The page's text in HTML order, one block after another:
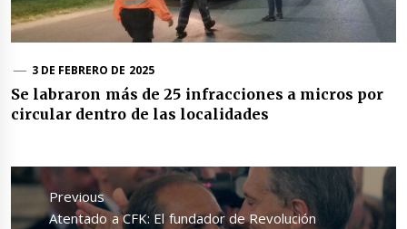
3 DE FEBRERO DE 2025
Se labraron más de 25 infracciones a micros por
circular dentro de las localidades
Navegación
de
entradas
Previous
Previous
Atentado a CFK: El fundador de Revolución